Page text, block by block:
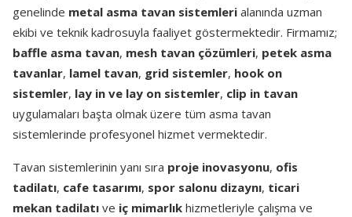
genelinde metal asma tavan sistemleri alanında uzman
ekibi ve teknik kadrosuyla faaliyet göstermektedir. Firmamız;
baffle asma tavan, mesh tavan çözümleri, petek asma
tavanlar, lamel tavan, grid sistemler, hook on
sistemler, lay in ve lay on sistemler, clip in tavan
uygulamaları başta olmak üzere tüm asma tavan
sistemlerinde profesyonel hizmet vermektedir.
Tavan sistemlerinin yanı sıra proje inovasyonu, ofis
tadilatı, cafe tasarımı, spor salonu dizaynı, ticari
mekan tadilatı ve iç mimarlık hizmetleriyle çalışma ve